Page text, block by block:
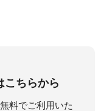
こちらから
料でご利用いた